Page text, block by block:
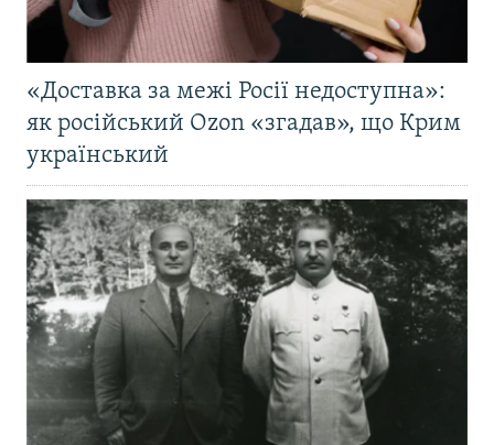
«Доставка за межі Росії недоступна»:
як російський Ozon «згадав», що Крим
український